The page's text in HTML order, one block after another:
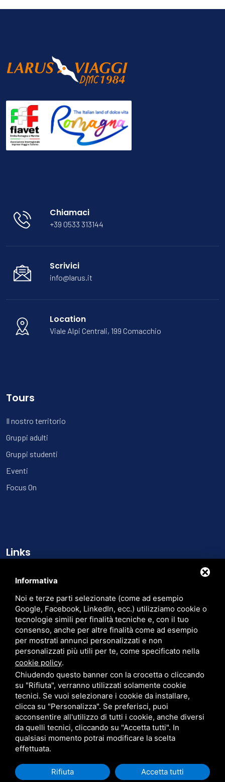
Chiamaci
+39 0533 313144
Scrivici
info@larus.it
Location
Viale Alpi Centrali, 199 Comacchio
Tours
Il nostro territorio
Gruppi adulti
Gruppi studenti
Eventi
Focus On
Links
Chi siamo
Contatti
Trasparenza
Cerca nel sito
PER FATTURAZIONE ELETTRONICA: CODICE SDI: M5UXCR1 - P.IVA:
00905380382 - CF. 01527590234 - EMAIL PEC:LARUSSRL@PEC.PAVIPEC.COM
PRIVACY •SITEMAP • QUESTO SITO È PROTETTO DA GOOGLE RECAPTCHA V3,
PRIVACY POLICYETERMS OF SERVICEDI GOOGLE.
CONTRIBUTI E AIUTI DI STATO
Informativa
Noi e terze parti selezionate (come ad esempio
Google, Facebook, LinkedIn, ecc.) utilizziamo cookie o
tecnologie simili per finalità tecniche e, con il tuo
consenso, anche per altre finalità come ad esempio
per mostrati annunci personalizzati e non
personalizzati più utili per te, come specificato nella
cookie policy.
Chiudendo questo banner con la crocetta o cliccando
su "Rifiuta", verranno utilizzati solamente cookie
tecnici. Se vuoi selezionare i cookie da installare,
clicca su "Personalizza". Se preferisci, puoi
acconsentire all'utilizzo di tutti i cookie, anche diversi
da quelli tecnici, cliccando su "Accetta tutti". In
qualsiasi momento potrai modificare la scelta
effettuata.
Rifiuta Accetta tutti